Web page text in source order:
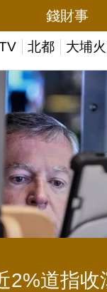
北都 大埔
錢財事
2%道指